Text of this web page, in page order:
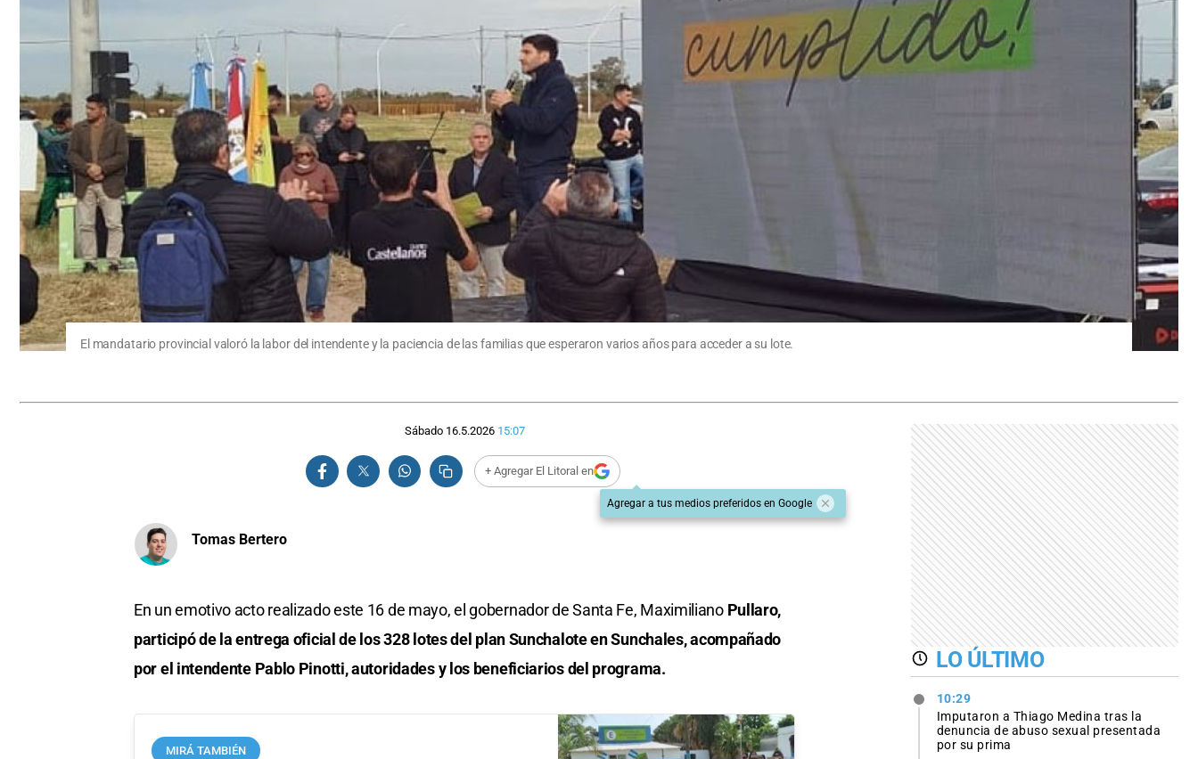
El mandatario provincial valoró la labor del intendente y la paciencia de las familias que esperaron varios años para acceder a su lote.
Sábado 16.5.2026 15:07
+ Agregar El Litoral en
Agregar a tus medios preferidos en Google
Tomas Bertero
En un emotivo acto realizado este 16 de mayo, el gobernador de Santa Fe, MaximilianoPullaro,
participó de la entrega oficial de los 328 lotes del plan Sunchalote en Sunchales, acompañado
por el intendente Pablo Pinotti, autoridades y los beneficiarios del programa.
MIRÁ TAMBIÉN
LO ÚLTIMO
10:29
Imputaron a Thiago Medina tras la
denuncia de abuso sexual presentada
por su prima